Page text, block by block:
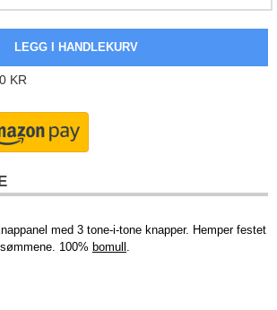
KR
med 3 tone-i-tone knapper. Hemper festet
100% bomull .